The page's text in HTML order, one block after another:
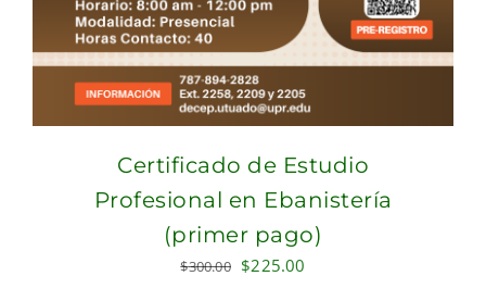
Certificado de Estudio
Profesional en Ebanistería
(primer pago)
$300.00 Original
$225.00